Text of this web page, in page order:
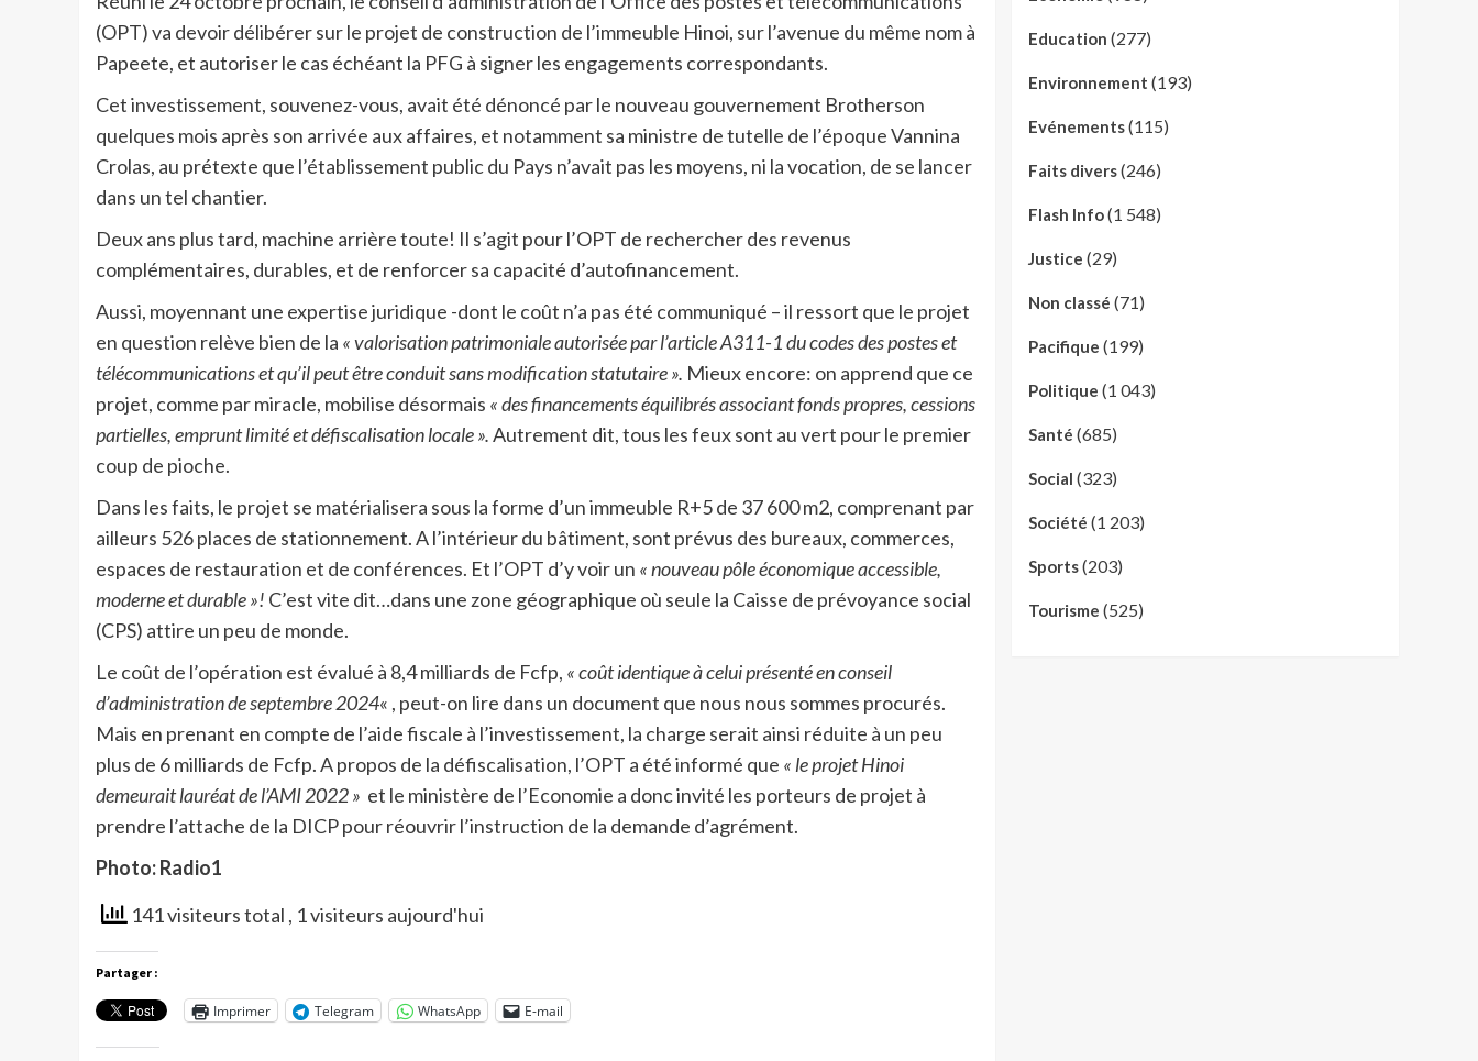
(OPT) va devoir délibérer sur le projet de construction de l’immeuble Hinoi, sur l’avenue du même nom à
Papeete, et autoriser le cas échéant la PFG à signer les engagements correspondants.
Cet investissement, souvenez-vous, avait été dénoncé par le nouveau gouvernement Brotherson
quelques mois après son arrivée aux affaires, et notamment sa ministre de tutelle de l’époque Vannina
Crolas, au prétexte que l’établissement public du Pays n’avait pas les moyens, ni la vocation, de se lancer
dans un tel chantier.
Deux ans plus tard, machine arrière toute! Il s’agit pour l’OPT de rechercher des revenus
complémentaires, durables, et de renforcer sa capacité d’autofinancement.
Aussi, moyennant une expertise juridique -dont le coût n’a pas été communiqué – il ressort que le projet
en question relève bien de la « valorisation patrimoniale autorisée par l’article A311-1 du codes des postes et
télécommunications et qu’il peut être conduit sans modification statutaire ». Mieux encore: on apprend que ce
projet, comme par miracle, mobilise désormais « des financements équilibrés associant fonds propres, cessions
partielles, emprunt limité et défiscalisation locale ».Autrement dit, tous les feux sont au vert pour le premier
coup de pioche.
Dans les faits, le projet se matérialisera sous la forme d’un immeuble R+5 de 37 600 m2, comprenant par
ailleurs 526 places de stationnement. A l’intérieur du bâtiment, sont prévus des bureaux, commerces,
espaces de restauration et de conférences. Et l’OPT d’y voir un « nouveau pôle économique accessible,
moderne et durable »! C’est vite dit…dans une zone géographique où seule la Caisse de prévoyance social
(CPS) attire un peu de monde.
Le coût de l’opération est évalué à 8,4 milliards de Fcfp, « coût identique à celui présenté en conseil
d’administration de septembre 2024« , peut-on lire dans un document que nous nous sommes procurés.
Mais en prenant en compte de l’aide fiscale à l’investissement, la charge serait ainsi réduite à un peu
plus de 6 milliards de Fcfp. A propos de la défiscalisation, l’OPT a été informé que « le projet Hinoi
demeurait lauréat de l’AMI 2022 » et le ministère de l’Economie a donc invité les porteurs de projet à
prendre l’attache de la DICP pour réouvrir l’instruction de la demande d’agrément.
Photo: Radio1
141 visiteurs total , 1 visiteurs aujourd'hui
Partager :
Imprimer Telegram WhatsApp E-mail
Education (277)
Environnement (193)
Evénements(115)
Faits divers(246)
Flash Info(1 548)
Justice (29)
Non classé (71)
Pacifique (199)
Politique (1 043)
Santé (685)
Social (323)
Société (1 203)
Sports(203)
Tourisme (525)